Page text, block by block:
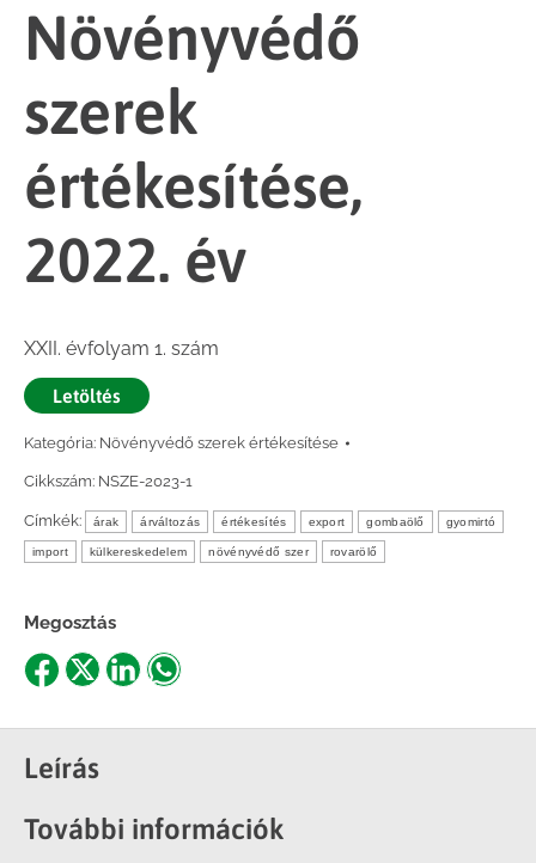
Növényvédő
szerek
értékesítése,
2022. év
XXII. évfolyam 1. szám
Letöltés
Kategória: Növényvédő szerek értékesítése
Cikkszám: NSZE-2023-1
Címkék: árak árváltozás értékesítés export gombaölő gyomirtó
import külkereskedelem növényvédő szer rovarölő
Megosztás
Share
Facebook
Share
X
ShareShare
Leírás
További információk